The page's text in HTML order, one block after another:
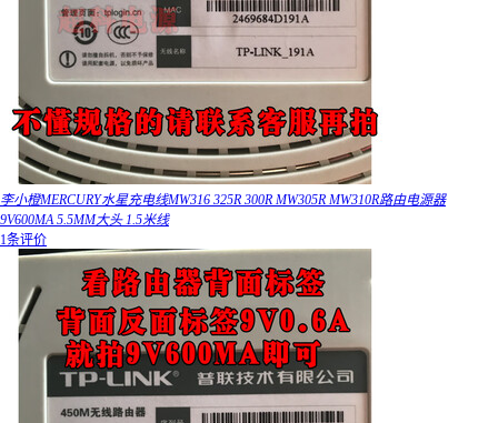
李小橙MERCURY水星充电线MW316 325R 300R MW305R MW310R路由电源器
9V600MA 5.5MM大头 1.5米线
1条评价